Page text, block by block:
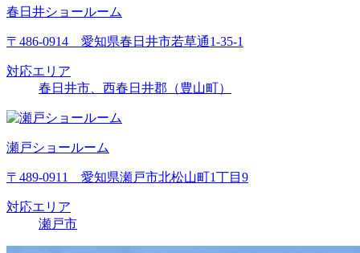
春日井ショールーム
〒486-0914 愛知県春日井市若草通1-35-1
対応エリア
春日井市、西春日井郡（豊山町）
瀬戸ショールーム
〒489-0911 愛知県瀬戸市北松山町1丁目9
対応エリア
瀬戸市